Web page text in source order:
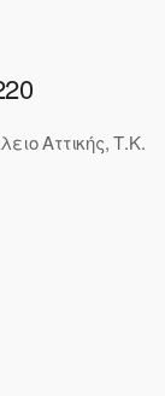
Αττικής, Τ.Κ.